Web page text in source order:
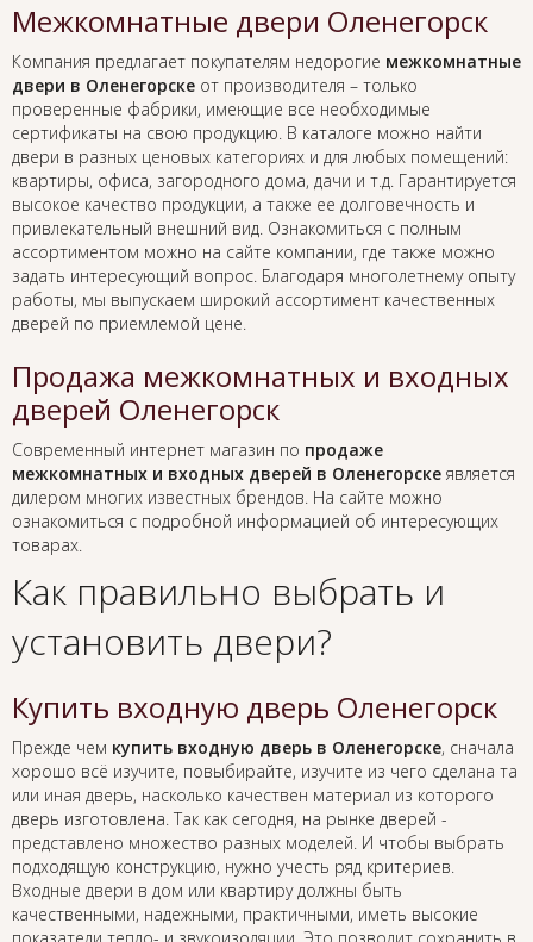
Межкомнатные двери Оленегорск
Компания предлагает покупателям недорогие межкомнатные
двери в Оленегорске от производителя – только
проверенные фабрики, имеющие все необходимые
сертификаты на свою продукцию. В каталоге можно найти
двери в разных ценовых категориях и для любых помещений:
квартиры, офиса, загородного дома, дачи и т.д. Гарантируется
высокое качество продукции, а также ее долговечность и
привлекательный внешний вид. Ознакомиться с полным
ассортиментом можно на сайте компании, где также можно
задать интересующий вопрос. Благодаря многолетнему опыту
работы, мы выпускаем широкий ассортимент качественных
дверей по приемлемой цене.
Продажа межкомнатных и входных
дверей Оленегорск
Современный интернет магазин по продаже
межкомнатных и входных дверей в Оленегорске является
дилером многих известных брендов. На сайте можно
ознакомиться с подробной информацией об интересующих
товарах.
Как правильно выбрать и
установить двери?
Купить входную дверь Оленегорск
Прежде чем купить входную дверь в Оленегорске, сначала
хорошо всё изучите, повыбирайте, изучите из чего сделана та
или иная дверь, насколько качествен материал из которого
дверь изготовлена. Так как сегодня, на рынке дверей -
представлено множество разных моделей. И чтобы выбрать
подходящую конструкцию, нужно учесть ряд критериев.
Входные двери в дом или квартиру должны быть
качественными, надежными, практичными, иметь высокие